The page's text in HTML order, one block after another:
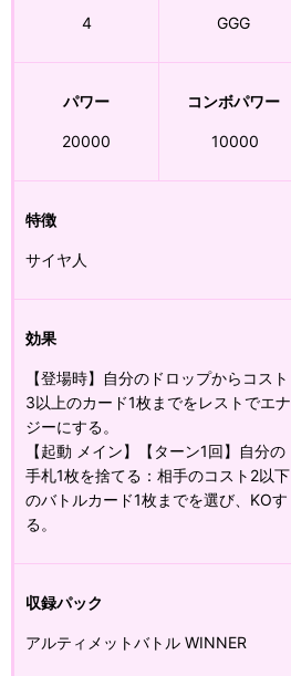
4 GGG
パワー
20000
コンボパワー
10000
特徴
サイヤ人
効果
【登場時】自分のドロップからコスト
3以上のカード1枚までをレストでエナ
ジーにする。
【起動 メイン】【ターン1回】自分の
手札1枚を捨てる：相手のコスト2以下
のバトルカード1枚までを選び、KOす
る。
収録パック
アルティメットバトル WINNER